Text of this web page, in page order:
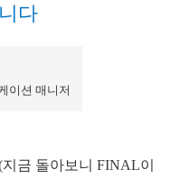
다
이션 매니저
금 돌아보니 FINAL이